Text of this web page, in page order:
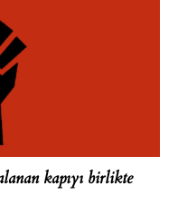
kapıyı birlikte